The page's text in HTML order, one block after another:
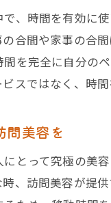
、時間を有効に
合間や家事の合
を完全に自分の
スではなく、時
問美容を
とって究極の美
、訪問美容が提